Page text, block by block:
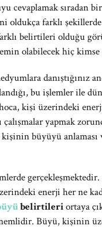
cevaplamak sıradan
oldukça farklı
belirtileri olduğu
olabilecek hiç
danıştığınız
bu işlemler ile
kişi üzerindeki
yapmak
büyüyü anlaması
gerçekleşmektedir.
enerji her ne
belirtileriortaya
Büyü, kişinin